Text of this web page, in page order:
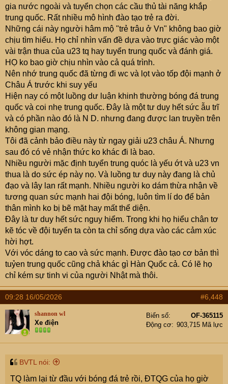
gia nước ngoài và tuyển chọn các cầu thủ tài năng khắp
trung quốc. Rất nhiều mô hình đào tạo trẻ ra đời.
Những cái này người hâm mộ "trẻ trâu ở Vn" không bao giờ
chịu tìm hiểu. Họ chỉ nhìn vấn đề dựa vào trực giác vào một
vài trận thua của u23 tq hay tuyển trung quốc và đánh giá.
HỌ ko bao giờ chịu nhìn vào cả quá trình.
Nên nhớ trung quốc đã từng đi wc và lọt vào tốp đội mạnh ở
Châu Á trước khi suy yếu
Hiện nay có một luồng dư luận khinh thường bóng đá trung
quốc và coi nhẹ trung quốc. Đây là một tư duy hết sức ẫu trĩ
và có phần nào đó là N D. nhưng đang được lan truyền trên
không gian mạng.
Tôi đã cảnh bảo điều này từ ngay giải u23 châu Á. Nhưng
sau đó có vẻ nhận thức ko khác đi là bao.
Nhiều người mặc định tuyển trung quóc là yếu ớt và u23 vn
thua là do sức ép này nọ. Và luồng tư duy này đang là chủ
đạo và lây lan rất mạnh. Nhiều người ko dám thừa nhận về
tương quan sức mạnh hai đội bóng, luôn tìm lí do để bản
thân mình ko bị bẽ mặt hay mất thể diện.
Đây là tư duy hết sức nguy hiểm. Trong khi họ hiểu chân tơ
kẽ tóc về đội tuyển ta còn ta chỉ sống dựa vào các cảm xúc
hời hợt.
Với vóc dáng to cao và sức mạnh. Được đào tạo cơ bản thì
tuỷen trung quốc cũng chả khác gì Hàn Quốc cả. Có lẽ họ
chỉ kém sự tinh vi của người Nhật mà thôi.
09:28 16/05/2026 #6,448
shannon wl
Xe điện
Biển số
OF-365115
Động cơ
903,715 Mã lực
BVTL nói:
TQ làm lại từ đầu với bóng đá trẻ rồi, ĐTQG của họ giờ